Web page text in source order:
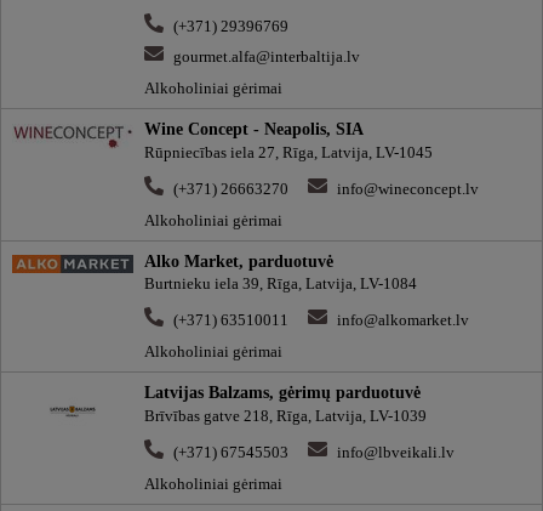
(+371) 29396769
gourmet.alfa@interbaltija.lv
Alkoholiniai gėrimai
Wine Concept - Neapolis, SIA
Rūpniecības iela 27, Rīga, Latvija, LV-1045
(+371) 26663270
info@wineconcept.lv
Alkoholiniai gėrimai
Alko Market, parduotuvė
Burtnieku iela 39, Rīga, Latvija, LV-1084
(+371) 63510011
info@alkomarket.lv
Alkoholiniai gėrimai
Latvijas Balzams, gėrimų parduotuvė
Brīvības gatve 218, Rīga, Latvija, LV-1039
(+371) 67545503
info@lbveikali.lv
Alkoholiniai gėrimai